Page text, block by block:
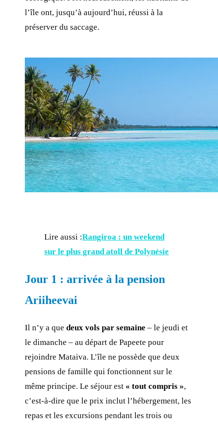
l’île ont, jusqu’à aujourd’hui, réussi à la
préserver du saccage.
Lire aussi :Rangiroa : un weekend
sur le plus grand atoll de Polynésie
Jour 1 : arrivée à la pension
Ariiheevai
Il n’y a quedeux vols par semaine – le jeudi et
le dimanche – au départ de Papeete pour
rejoindre Mataiva. L’île ne possède que deux
pensions de famille qui fonctionnent sur le
même principe. Le séjour est « tout compris »,
c’est-à-dire que le prix inclut l’hébergement, les
repas et les excursions pendant les trois ou